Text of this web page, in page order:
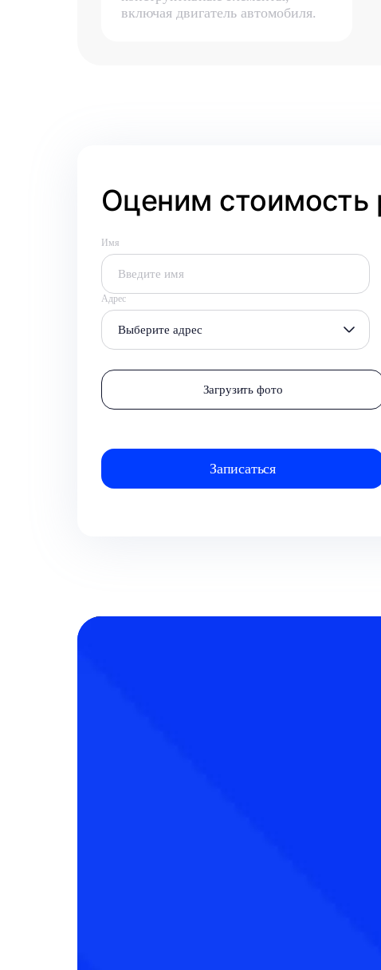
включая двигатель автомобиля.
Оценим стоимость
Имя
Адрес
Выберите адрес
Загрузить фото